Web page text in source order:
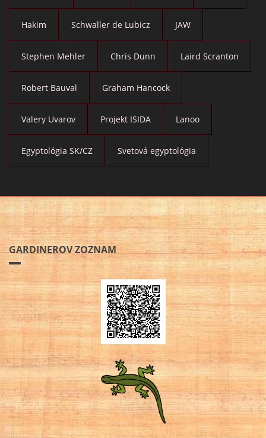
Hakim Schwaller de Lubicz JAW
Stephen Mehler Chris Dunn Laird Scranton
Robert Bauval Graham Hancock
Valery Uvarov Projekt ISIDA Lanoo
Egyptológia SK/CZ Svetová egyptológia
GARDINEROV ZOZNAM